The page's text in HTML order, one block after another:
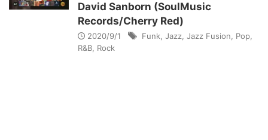
David Sanborn (SoulMusic
Records/Cherry Red)
2020/9/1 Funk Jazz Jazz Fusion Pop
R&B Rock